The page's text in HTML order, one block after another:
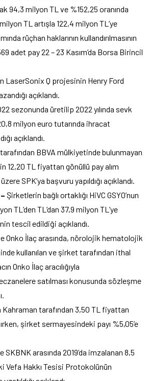
94,3 milyon TL ve %152,25 oranında
TL artışla 122,4 milyon TL’ye
rüçhan haklarının kullandırılmasının
adet pay 22 – 23 Kasım’da Borsa Birincil
LaserSonix Q projesinin Henry Ford
açıklandı.
sezonunda üretilip 2022 yılında sevk
milyon euro tutarında ihracat
açıklandı.
BBVA mülkiyetinde bulunmayan
12,20 TL fiyattan gönüllü pay alım
SPK’ya başvuru yapıldığı açıklandı.
Şirketlerin bağlı ortaklığı HiVC GSYO’nun
TL’den TL’dan 37,9 milyon TL’ye
tescil edildiği açıklandı.
Onko İlaç arasında, nörolojik hematolojik
kullanılan ve şirket tarafından ithal
Onko İlaç aracılığıyla
satılması konusunda sözleşme
Kahraman tarafından 3,50 TL fiyattan
şirket sermayesindeki payı %5,05’e
SKBNK arasında 2019’da imzalanan 8,5
Vefa Hakkı Tesisi Protokolünün